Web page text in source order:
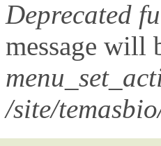
Deprecated
message will
/site/